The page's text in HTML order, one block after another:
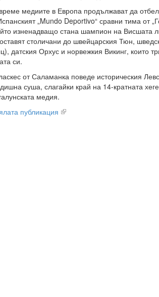
медиите в Европа продължават да
„Mundo Deportivo“ сравни тима от
изненадващо стана шампион на Висшата
столичани до швейцарския Тюн,
датския Орхус и норвежкия Викинг, които
си.
от Саламанка поведе историческия
суша, слагайки край на 14-кратната
медия.
публикация